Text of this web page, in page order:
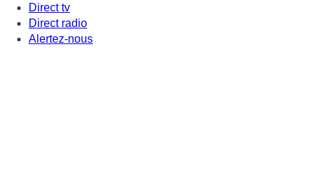
Direct tv
Direct radio
Alertez-nous